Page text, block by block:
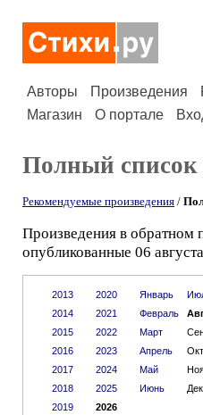
Авторы Произведения
Магазин
О портале
Полный список
Рекомендуемые произведения /
Произведения в обратном
опубликованные 06
2013
2014
2015
2016
2017
2018
2019
2020
2021
2022
2023
2024
2025
2026
Январь
Февраль
Март
Апрель
Май
Июнь